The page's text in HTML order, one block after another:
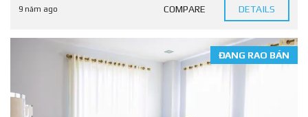
9 năm ago COMPARE DETAILS
ĐANG RAO BÁN